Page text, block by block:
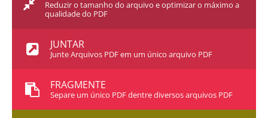
Reduzir o tamanho do arquivo e optimizar o máximo a
qualidade do PDF
JUNTAR
Junte Arquivos PDF em um único arquivo PDF
FRAGMENTE
Separe um único PDF dentre diversos arquivos PDF